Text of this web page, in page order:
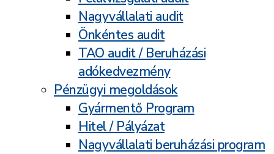
Nagyvállalati audit
Önkéntes audit
TAO audit / Beruházási
adókedvezmény
Pénzügyi megoldások
Gyármentő Program
Hitel / Pályázat
Nagyvállalati beruházási program